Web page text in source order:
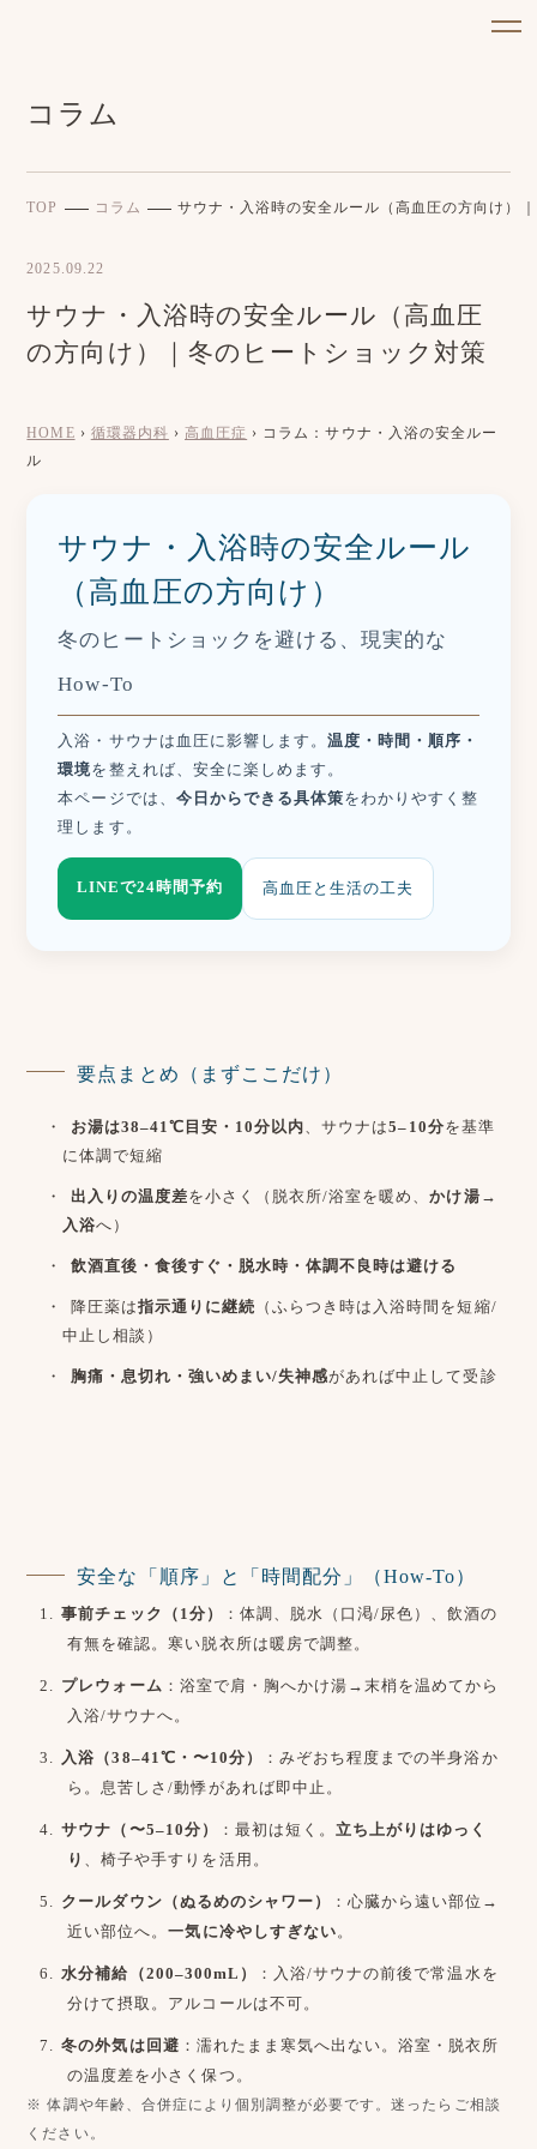
コラム
TOP コラム サウナ・入浴時の安全ルール（高血圧の方向け）
2025.09.22
サウナ・入浴時の安全ルール（高血圧
の方向け）｜冬のヒートショック対策
HOME › 循環器内科 ›高血圧症 › コラム：サウナ・入浴の安全ルー
ル
サウナ・入浴時の安全ルール
（高血圧の方向け）
冬のヒートショックを避ける、現実的な
How-To
入浴・サウナは血圧に影響します。温度・時間・順序・
環境を整えれば、安全に楽しめます。
本ページでは、 今日からできる具体策をわかりやすく整
理します。
LINEで24時間予約 高血圧と生活の工夫
要点まとめ（まずここだけ）
お湯は38–41℃目安・10分以内 、サウナは5–10分を基準
に体調で短縮
出入りの温度差を小さく（脱衣所/浴室を暖め、かけ湯→
入浴へ）
飲酒直後・食後すぐ・脱水時・体調不良時は避ける
降圧薬は指示通りに継続 （ふらつき時は入浴時間を短縮/
中止し相談）
胸痛・息切れ・強いめまい/失神感があれば中止して受診
安全な「順序」と「時間配分」（How-To）
事前チェック（1分）
：体調、脱水（口渇/尿色）、飲酒の
有無を確認。寒い脱衣所は暖房で調整。
プレウォーム ：浴室で肩・胸へかけ湯→末梢を温めてから
入浴/サウナへ。
入浴（38–41℃・〜10分）
：みぞおち程度までの半身浴か
ら。息苦しさ/動悸があれば即中止。
サウナ（〜5–10分） ：最初は短く。立ち上がりはゆっく
り 、椅子や手すりを活用。
クールダウン（ぬるめのシャワー）
：心臓から遠い部位→
近い部位へ。一気に冷やしすぎない。
水分補給（200–300mL）
：入浴/サウナの前後で常温水を
分けて摂取。アルコールは不可。
冬の外気は回避 ：濡れたまま寒気へ出ない。浴室・脱衣所
の温度差を小さく保つ。
※ 体調や年齢、合併症により個別調整が必要です。迷ったらご相談
ください。